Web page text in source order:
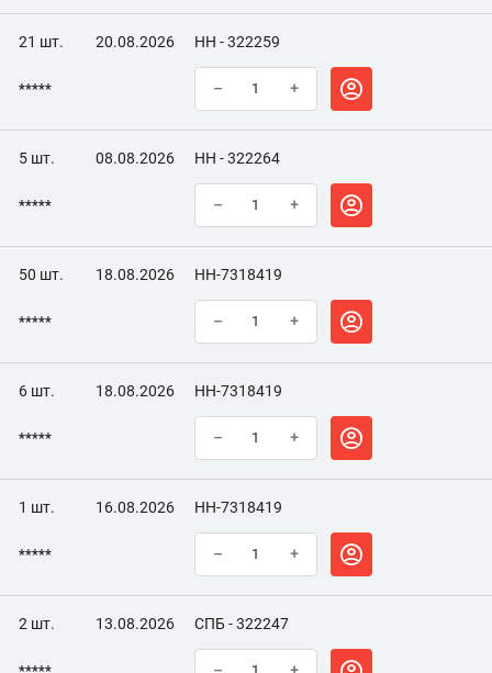
21 шт. 20.08.2026 НН - 322259
***** – +
5 шт. 08.08.2026 НН - 322264
***** – +
50 шт. 18.08.2026 НН-7318419
***** – +
6 шт. 18.08.2026 НН-7318419
***** – +
1 шт. 16.08.2026 НН-7318419
***** – +
2 шт. 13.08.2026 СПБ - 322247